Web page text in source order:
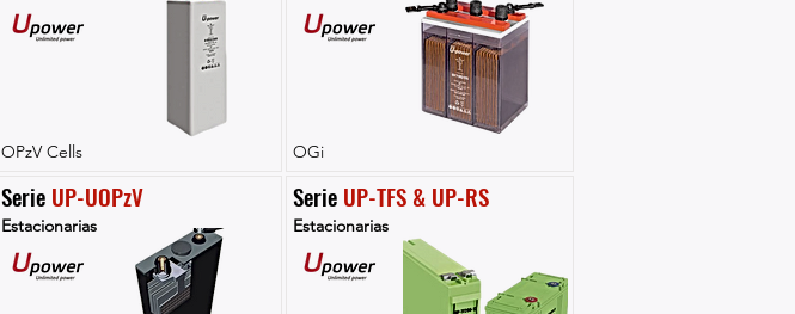
OPzV Cells
Serie UP-UOPzV
Estacionarias
OGi
Serie UP-TFS & UP-RS
Estacionarias